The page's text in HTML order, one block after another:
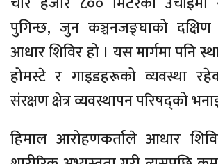
पुगिन्छ, जुन कञ्चनजङ्घाको दक्षिण
आधार शिविर हो । यस मार्गमा पनि
होमस्टे र गाइडहरूको व्यवस्था
संरक्षण क्षेत्र व्यवस्थापन परिषद्को
हिमाल आरोहणकर्ताले आधार